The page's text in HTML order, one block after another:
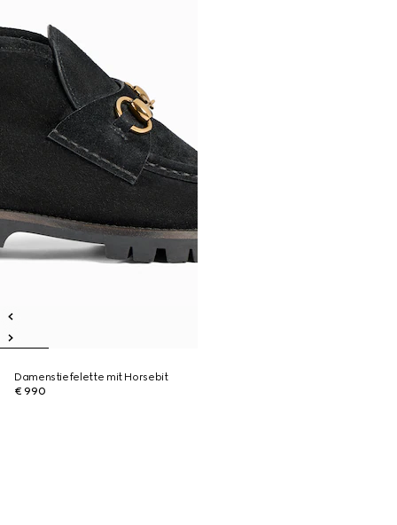
Damenstiefelette mit Horsebit
€ 990